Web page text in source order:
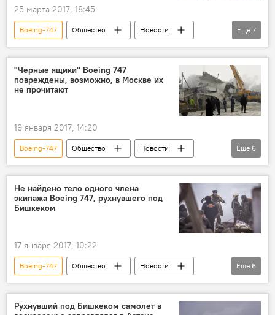
25 марта 2017, 18:45
Boeing-747 Общество
Новости
Кыргызстан
Дача СУ
Межгосударственный авиационный комитет
авиакатастрофа
крушение
Еще 7
"Черные ящики" Boeing 747
повреждены, возможно, в Москве их
не прочитают
19 января 2017, 14:20
Boeing-747 Общество
Новости
В мире
Кыргызстан
Россия
Жамшитбек Калилов
Крушение Boeing 747 в Дача СУ
Еще 6
Не найдено тело одного члена
экипажа Boeing 747, рухнувшего под
Бишкеком
17 января 2017, 10:22
Boeing-747 Общество
Новости
Кыргызстан
Происшествия
экипаж
тела
опознание
Еще 6
Рухнувший под Бишкеком самолет в